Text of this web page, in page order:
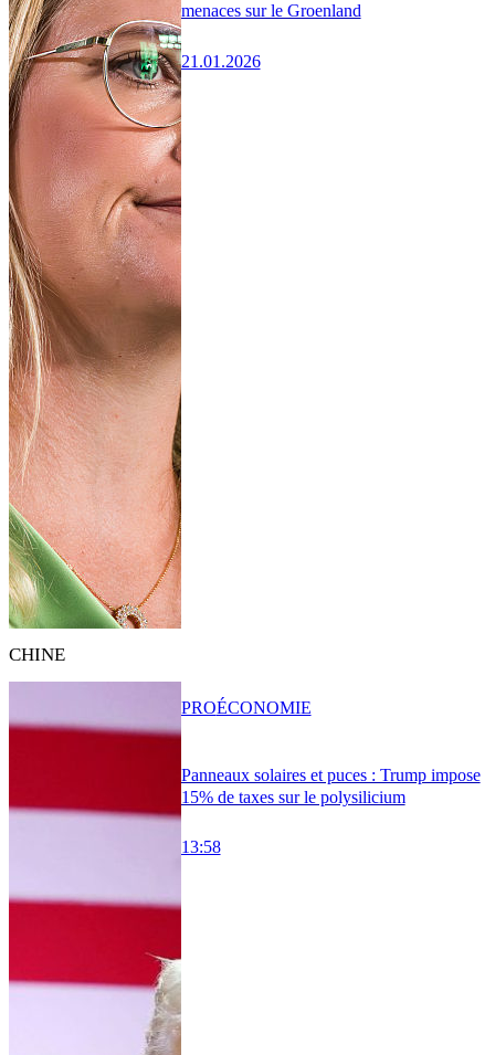
menaces sur le Groenland
21.01.2026
CHINE
Panneaux solaires et puces : Trump impose
15% de taxes sur le polysilicium
13:58
PROÉCONOMIE